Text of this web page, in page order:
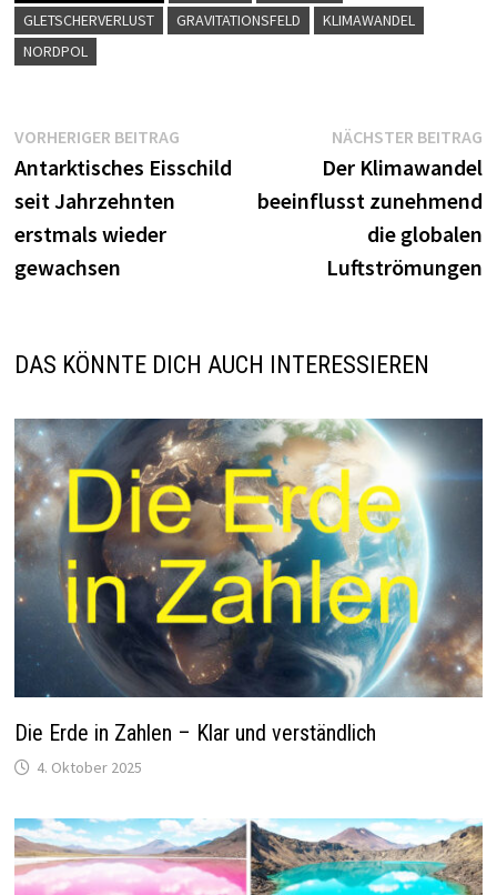
GLETSCHERVERLUST
GRAVITATIONSFELD
KLIMAWANDEL
NORDPOL
Beitragsnavigation
VORHERIGER BEITRAG
Beitrag:
Antarktisches Eisschild
seit Jahrzehnten
erstmals wieder
gewachsen
NÄCHSTER BEITRAG
Der Klimawandel
beeinflusst zunehmend
die globalen
Luftströmungen
DAS KÖNNTE DICH AUCH INTERESSIEREN
Die Erde in Zahlen – Klar und verständlich
4. Oktober 2025